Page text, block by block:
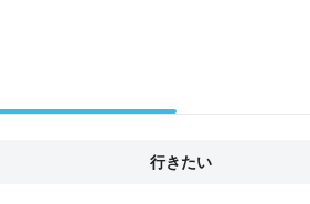
行きたい